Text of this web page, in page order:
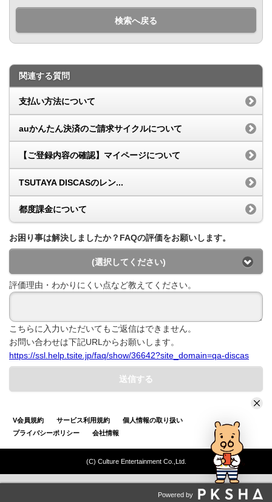
検索へ戻る
関連する質問
支払い方法について
auかんたん決済のご請求サイクルについて
【ご登録内容の確認】マイページについて
TSUTAYA DISCASのレン...
都度課金について
お困り事は解決しましたか？FAQの評価をお願いします。
(選択してください)
評価理由・わかりにくい点など教えてください。
こちらに入力いただいてもご返信はできません。
お問い合わせは下記URLからお願いします。
https://ssl.help.tsite.jp/faq/show/36642?site_domain=qa-discas
送信する
V会員規約 サービス利用規約
個人情報の取り扱い
プライバシーポリシー
会社情報
(C) Culture Entertainment Co.,Ltd.
Powered by